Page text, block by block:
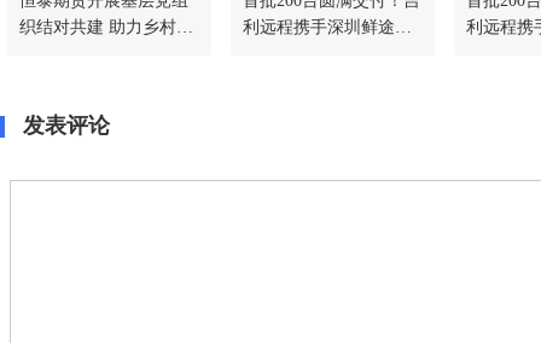
织结对共建 助力乡村党
利远程携手深圳鲜途落
利远程携
发表评论